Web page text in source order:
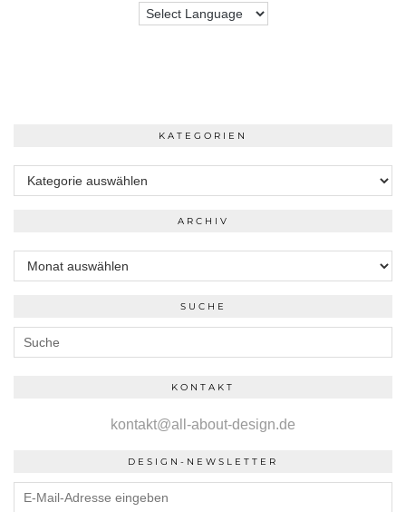
KATEGORIEN
Kategorien
ARCHIV
Archiv
SUCHE
KONTAKT
kontakt@all-about-design.de
DESIGN-NEWSLETTER